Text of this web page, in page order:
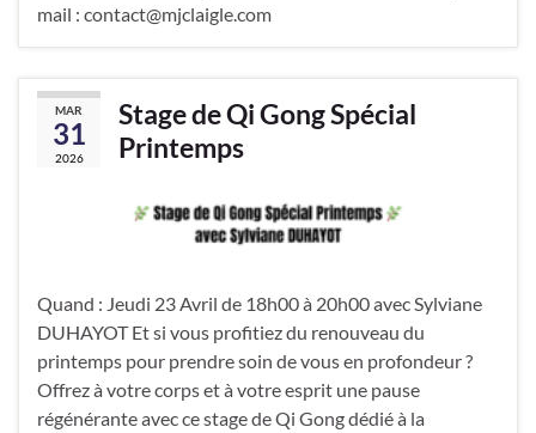
mail : contact@mjclaigle.com
MAR
31
2026
Stage de Qi Gong Spécial
Printemps
Quand : Jeudi 23 Avril de 18h00 à 20h00 avec Sylviane
DUHAYOT Et si vous profitiez du renouveau du
printemps pour prendre soin de vous en profondeur ?
Offrez à votre corps et à votre esprit une pause
régénérante avec ce stage de Qi Gong dédié à la